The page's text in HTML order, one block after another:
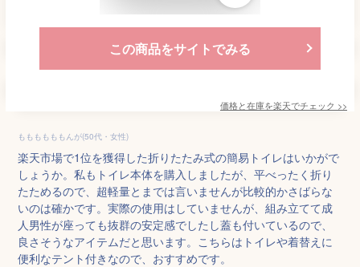
この商品をサイトでみる
価格と在庫を楽天でチェック >>
ももももももんが(50代・女性)
楽天市場で1位を獲得した折りたたみ式の簡易トイレはいかがで
しょうか。私もトイレ本体を購入しましたが、平べったく折り
たためるので、超軽量とまでは言いませんが比較的かさばらな
いのは確かです。実際の使用はしていませんが、組み立てて成
人男性が座っても抜群の安定感でしたし蓋も付いているので、
良さそうなアイテムだと思います。こちらはトイレや着替えに
便利なテント付きなので、おすすめです。